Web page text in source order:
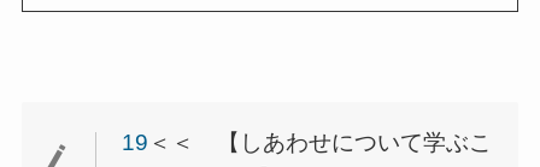
19 ＜＜ 【しあわせについて学ぶこ